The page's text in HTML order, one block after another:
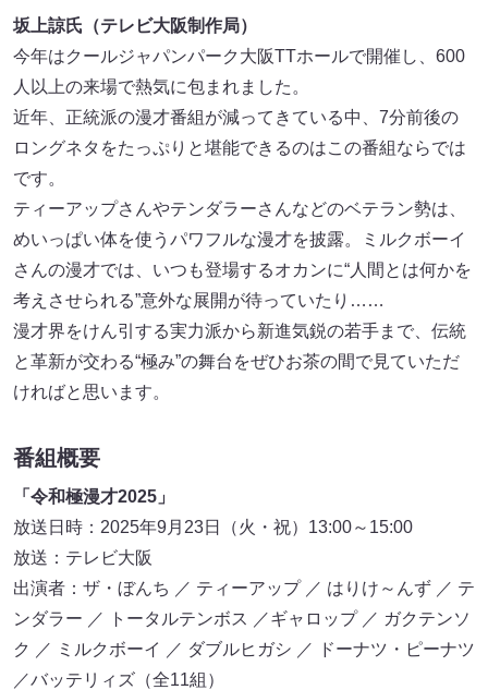
坂上諒氏（テレビ大阪制作局）
今年はクールジャパンパーク大阪TTホールで開催し、600
人以上の来場で熱気に包まれました。
近年、正統派の漫才番組が減ってきている中、7分前後の
ロングネタをたっぷりと堪能できるのはこの番組ならでは
です。
ティーアップさんやテンダラーさんなどのベテラン勢は、
めいっぱい体を使うパワフルな漫才を披露。ミルクボーイ
さんの漫才では、いつも登場するオカンに“人間とは何かを
考えさせられる”意外な展開が待っていたり……
漫才界をけん引する実力派から新進気鋭の若手まで、伝統
と革新が交わる“極み”の舞台をぜひお茶の間で見ていただ
ければと思います。
番組概要
「令和極漫才2025」
放送日時：2025年9月23日（火・祝）13:00～15:00
放送：テレビ大阪
出演者：ザ・ぼんち ／ ティーアップ ／ はりけ～んず ／ テ
ンダラー ／ トータルテンボス ／ギャロップ ／ ガクテンソ
ク ／ ミルクボーイ ／ ダブルヒガシ ／ ドーナツ・ピーナツ
／バッテリィズ（全11組）